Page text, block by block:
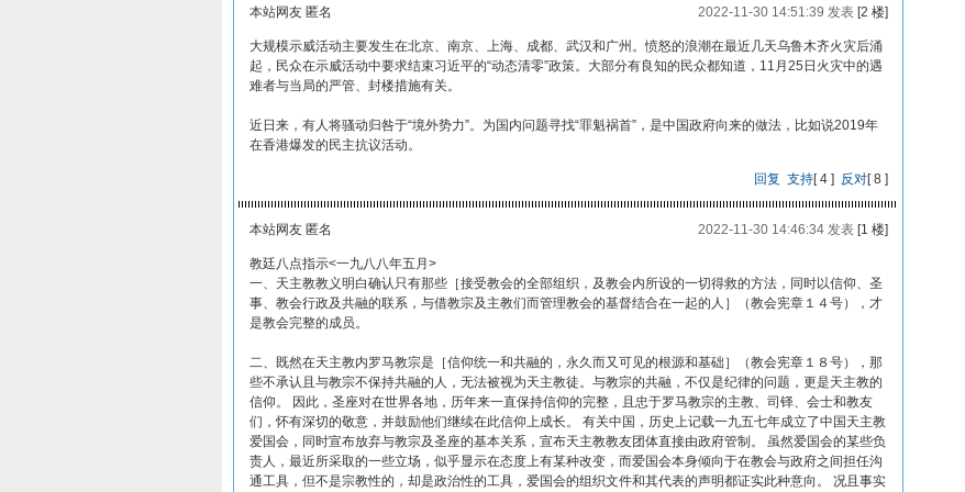
本站网友 匿名 2022-11-30 14:51:39 发表[2 楼]
大规模示威活动主要发生在北京、南京、上海、成都、武汉和广州。愤怒的浪潮在最近几天乌鲁木齐火灾后涌
起，民众在示威活动中要求结束习近平的“动态清零”政策。大部分有良知的民众都知道，11月25日火灾中的遇
难者与当局的严管、封楼措施有关。
近日来，有人将骚动归咎于“境外势力”。为国内问题寻找“罪魁祸首”，是中国政府向来的做法，比如说2019年
在香港爆发的民主抗议活动。
回复 支持[4 ] 反对[8 ]
本站网友 匿名 2022-11-30 14:46:34 发表[1 楼]
教廷八点指示<一九八八年五月>
一、天主教教义明白确认只有那些［接受教会的全部组织，及教会内所设的一切得救的方法，同时以信仰、圣
事、教会行政及共融的联系，与借教宗及主教们而管理教会的基督结合在一起的人］（教会宪章１４号），才
是教会完整的成员。
二、既然在天主教内罗马教宗是［信仰统一和共融的，永久而又可见的根源和基础］（教会宪章１８号），那
些不承认且与教宗不保持共融的人，无法被视为天主教徒。与教宗的共融，不仅是纪律的问题，更是天主教的
信仰。 因此，圣座对在世界各地，历年来一直保持信仰的完整，且忠于罗马教宗的主教、司铎、会士和教友
们，怀有深切的敬意，并鼓励他们继续在此信仰上成长。 有关中国，历史上记载一九五七年成立了中国天主教
爱国会，同时宣布放弃与教宗及圣座的基本关系，宣布天主教教友团体直接由政府管制。 虽然爱国会的某些负
责人，最近所采取的一些立场，似乎显示在态度上有某种改变，而爱国会本身倾向于在教会与政府之间担任沟
通工具，但不是宗教性的，却是政治性的工具，爱国会的组织文件和其代表的声明都证实此种意向。 况且事实